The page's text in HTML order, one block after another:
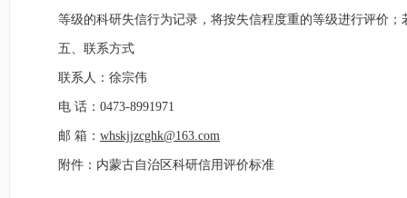
等级的科研失信行为记录，将按失信程度重的等级进行评价；
五、联系方式
联系人： 徐宗伟
电 话： 0473-8991971
邮 箱： whskjjzcghk@163.com
附件：内蒙古自治区科研信用评价标准